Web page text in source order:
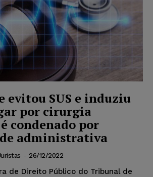
evitou SUS e induziu
por cirurgia
condenado por
administrativa
- 26/12/2022
de Direito Público do Tribunal de